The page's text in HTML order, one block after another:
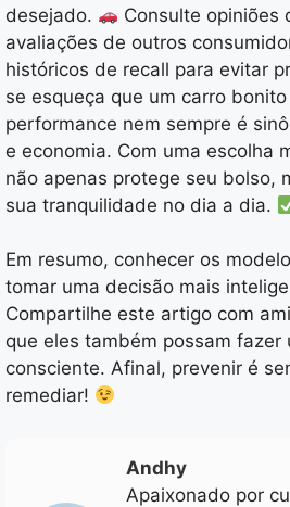
desejado.
Consulte opiniões
avaliações de outros
históricos de recall para evitar
se esqueça que um carro
performance nem sempre é
e economia. Com uma escolha
não apenas protege seu bolso,
sua tranquilidade no dia a dia.
Em resumo, conhecer os
tomar uma decisão mais
Compartilhe este artigo com
que eles também possam fazer
consciente. Afinal, prevenir é
remediar!
Andhy
Apaixonado por